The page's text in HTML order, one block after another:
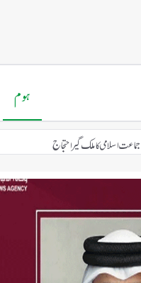
ہوم
سعودی عرب میں رہائشی منصوبوں کیلئے زمین کی
سعودیہ ایئر لائن اور فلائی ناس کے طیاروں کی
امریکا میں مڈٹرم الیکشن کا معاملہ سنگین ہو گیا
امریکی صدر ٹرمپ کا امیر قطر سے ٹیلیفونک رابطہ
جنوبی کوریا نے شمالی کوریا پر ایک بار پھر میزائل